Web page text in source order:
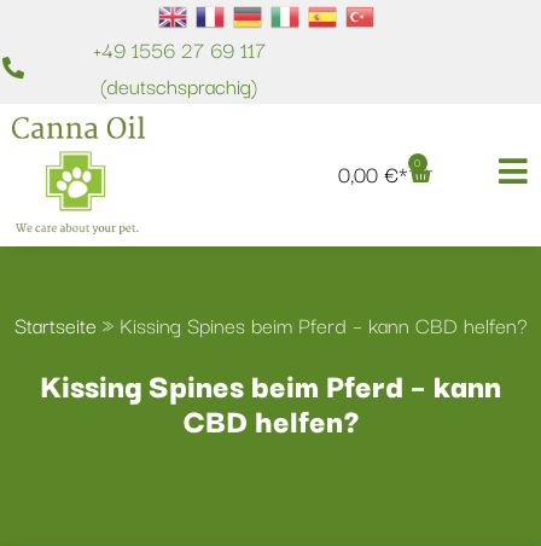
+49 1556 27 69 117
(deutschsprachig)
0,00€ 0
Startseite » Kissing Spines beim Pferd – kann CBD helfen?
Kissing Spines beim Pferd – kann
CBD helfen?